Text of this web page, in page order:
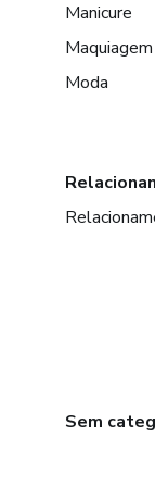
Manicure
Maquiagem
Moda
Sem